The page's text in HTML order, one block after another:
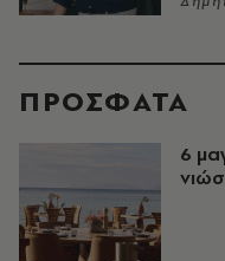
ΠΡΟΣΦΑΤΑ
6